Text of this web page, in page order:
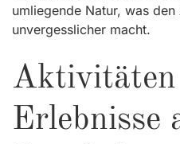
umliegende Natur, was
unvergesslicher macht.
Aktivitäten
Erlebnisse